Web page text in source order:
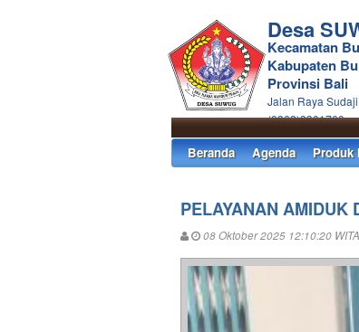
Desa
Kecamatan
Kabupaten
Provinsi Bali
Jalan Raya
(0362)3301760
Beranda Agenda Produk
PELAYANAN AMIDUK
08 Oktober 2025 12:10:20 WITA